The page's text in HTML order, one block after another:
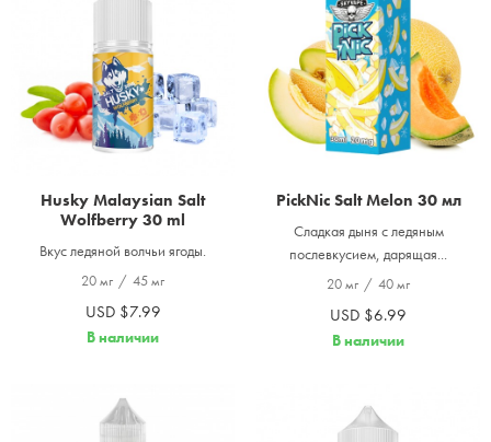
Husky Malaysian Salt
Wolfberry 30 ml
Вкус ледяной волчьи ягоды.
20 мг / 45 мг
USD $7.99
В наличии
PickNic Salt Melon 30 мл
Сладкая дыня с ледяным
послевкусием, дарящая...
20 мг / 40 мг
USD $6.99
В наличии